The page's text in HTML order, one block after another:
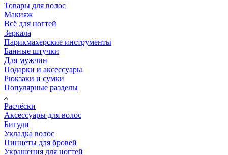
Товары для волос
Макияж
Всё для ногтей
Зеркала
Парикмахерские инструменты
Банные штучки
Для мужчин
Подарки и аксессуары
Рюкзаки и сумки
Популярные разделы
Расчёски
Аксессуары для волос
Бигуди
Укладка волос
Пинцеты для бровей
Украшения для ногтей